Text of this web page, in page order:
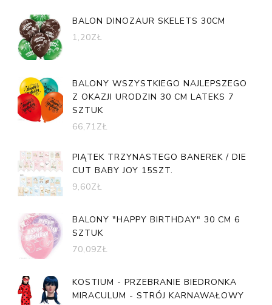
BALON DINOZAUR SKELETS 30CM
1,20ZŁ
BALONY WSZYSTKIEGO NAJLEPSZEGO
Z OKAZJI URODZIN 30 CM LATEKS 7
SZTUK
66,71ZŁ
PIĄTEK TRZYNASTEGO BANEREK / DIE
CUT BABY JOY 15SZT.
9,60ZŁ
BALONY "HAPPY BIRTHDAY" 30 CM 6
SZTUK
70,09ZŁ
KOSTIUM - PRZEBRANIE BIEDRONKA
MIRACULUM - STRÓJ KARNAWAŁOWY